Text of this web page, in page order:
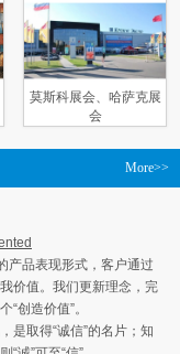
莫斯科展会、哈萨克展
会
More>>
产品表现形式，客户通过
价值。我们更新理念，完
创造价值”。
是取得“诚信”的名片；知